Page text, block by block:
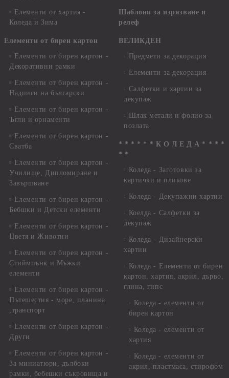
Елементи от хартия -
Коледа и Зима
Елементи от бирен картон
Елементи от бирен картон -
Декоративни рамки
Елементи от бирен картон -
Надписи на български
Елементи от бирен картон -
Ъгли и орнаменти
Елементи от бирен картон -
Сватба
Елементи от бирен картон -
Училище, Дипломиране и
Завършване
Елементи от бирен картон -
Бебшки и Детски елементи
Елементи от бирен картон -
Цветя и Животни
Елементи от бирен картон -
Стиймпънк и Мъжки
елементи
Елементи от бирен картон -
Пътешестия - море, планина
,транспорт
Елементи от бирен картон -
Други
Елементи от бирен картон -
За миниатюри, дълбоки
рамки, бебешки съкровища и
Шаблони за изрязване и
релеф
ВЕЛИКДЕН
Предмети за декорация
Елементи за декорация
Салфетки и хартии за
декупаж
Шлак метали и фолио за
позлата
* * * * * * К О Л Е Д А * * * *
* *
Коледа - Заготовки за
картички и пликове
Коледа - Декупажни хартии
Коелда - Салфетки за
декупаж
Коледа - Дизайнерски
хартии
Коледа - Eлементи от бирен
картон, хартия, акрил, дърво,
глина, гипс
Коледа - елементи от
бирен картон
Коледа - елементи от
хартия
Коледа - елементи от
акрил, пластмаса, стирофом